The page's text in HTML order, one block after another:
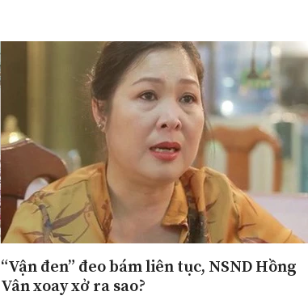
“Vận đen” đeo bám liên tục, NSND Hồng
Vân xoay xở ra sao?